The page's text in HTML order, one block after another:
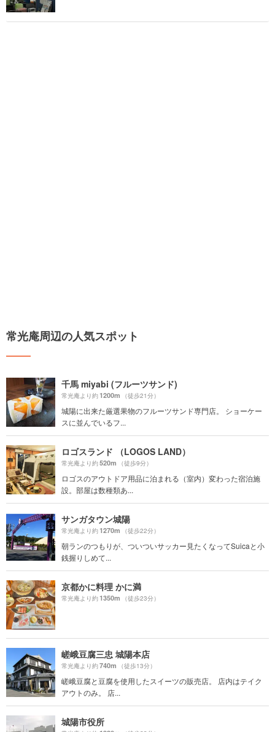
常光庵周辺の人気スポット
千馬 miyabi (フルーツサンド)
常光庵より約1200m （徒歩21分）
城陽に出来た厳選果物のフルーツサンド専門店。 ショーケー
スに並んでいるフ...
ロゴスランド （LOGOS LAND）
常光庵より約520m （徒歩9分）
ロゴスのアウトドア用品に泊まれる（室内）変わった宿泊施
設。部屋は数種類あ...
サンガタウン城陽
常光庵より約1270m （徒歩22分）
朝ランのつもりが、ついついサッカー見たくなってSuicaと小
銭握りしめて...
京都かに料理 かに満
常光庵より約1350m （徒歩23分）
嵯峨豆腐三忠 城陽本店
常光庵より約740m （徒歩13分）
嵯峨豆腐と豆腐を使用したスイーツの販売店。 店内はテイク
アウトのみ。 店...
城陽市役所